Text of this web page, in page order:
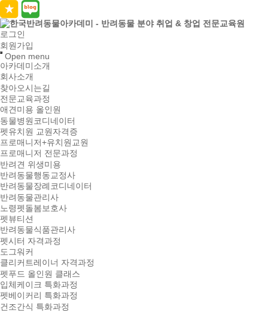
로그인
회원가입
Open menu
아카데미소개
회사소개
찾아오시는길
전문교육과정
애견미용 올인원
동물병원코디네이터
펫유치원 교원자격증
프로매니저+유치원교원
프로매니저 전문과정
반려견 위생미용
반려동물행동교정사
반려동물장례코디네이터
반려동물관리사
노령펫돌봄보호사
펫뷰티션
반려동물식품관리사
펫시터 자격과정
도그워커
클리커트레이너 자격과정
펫푸드 올인원 클래스
입체케이크 특화과정
펫베이커리 특화과정
건조간식 특화과정